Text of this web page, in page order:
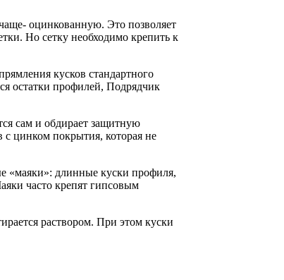
оцинкованную. Это позволяет
Но сетку необходимо крепить к
кусков стандартного
остатки профилей, Подрядчик
сам и обдирает защитную
с цинком покрытия, которая не
«маяки»: длинные куски профиля,
часто крепят гипсовым
раствором. При этом куски